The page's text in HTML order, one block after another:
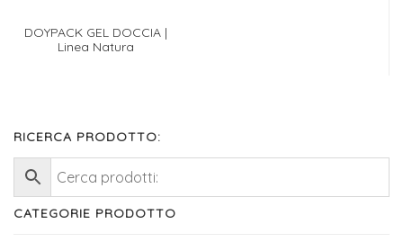
DOYPACK GEL DOCCIA |
Linea Natura
RICERCA PRODOTTO:
CATEGORIE PRODOTTO